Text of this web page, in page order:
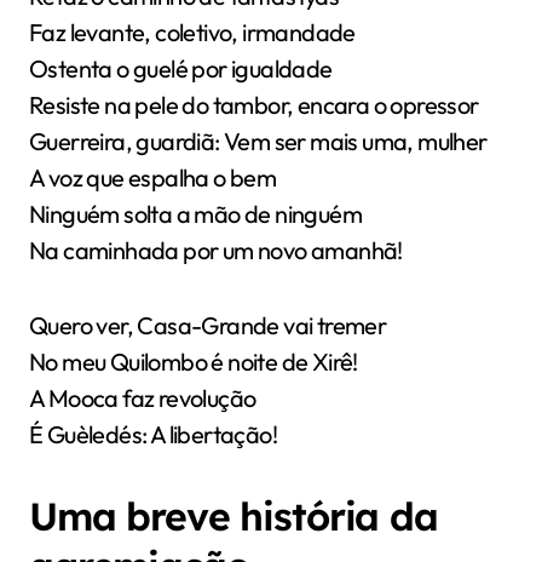
Faz levante, coletivo, irmandade
Ostenta o guelé por igualdade
Resiste na pele do tambor, encara o opressor
Guerreira, guardiã: Vem ser mais uma, mulher
A voz que espalha o bem
Ninguém solta a mão de ninguém
Na caminhada por um novo amanhã!
Quero ver, Casa-Grande vai tremer
No meu Quilombo é noite de Xirê!
A Mooca faz revolução
É Guèledés: A libertação!
Uma breve história da